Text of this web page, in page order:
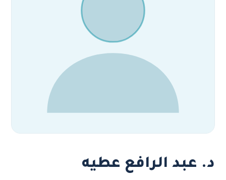
د. عبد الرافع عطيه